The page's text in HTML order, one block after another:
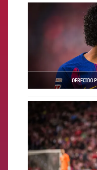
FCB Barcelona badge
OFRECIDO
FCB Barcelona badge